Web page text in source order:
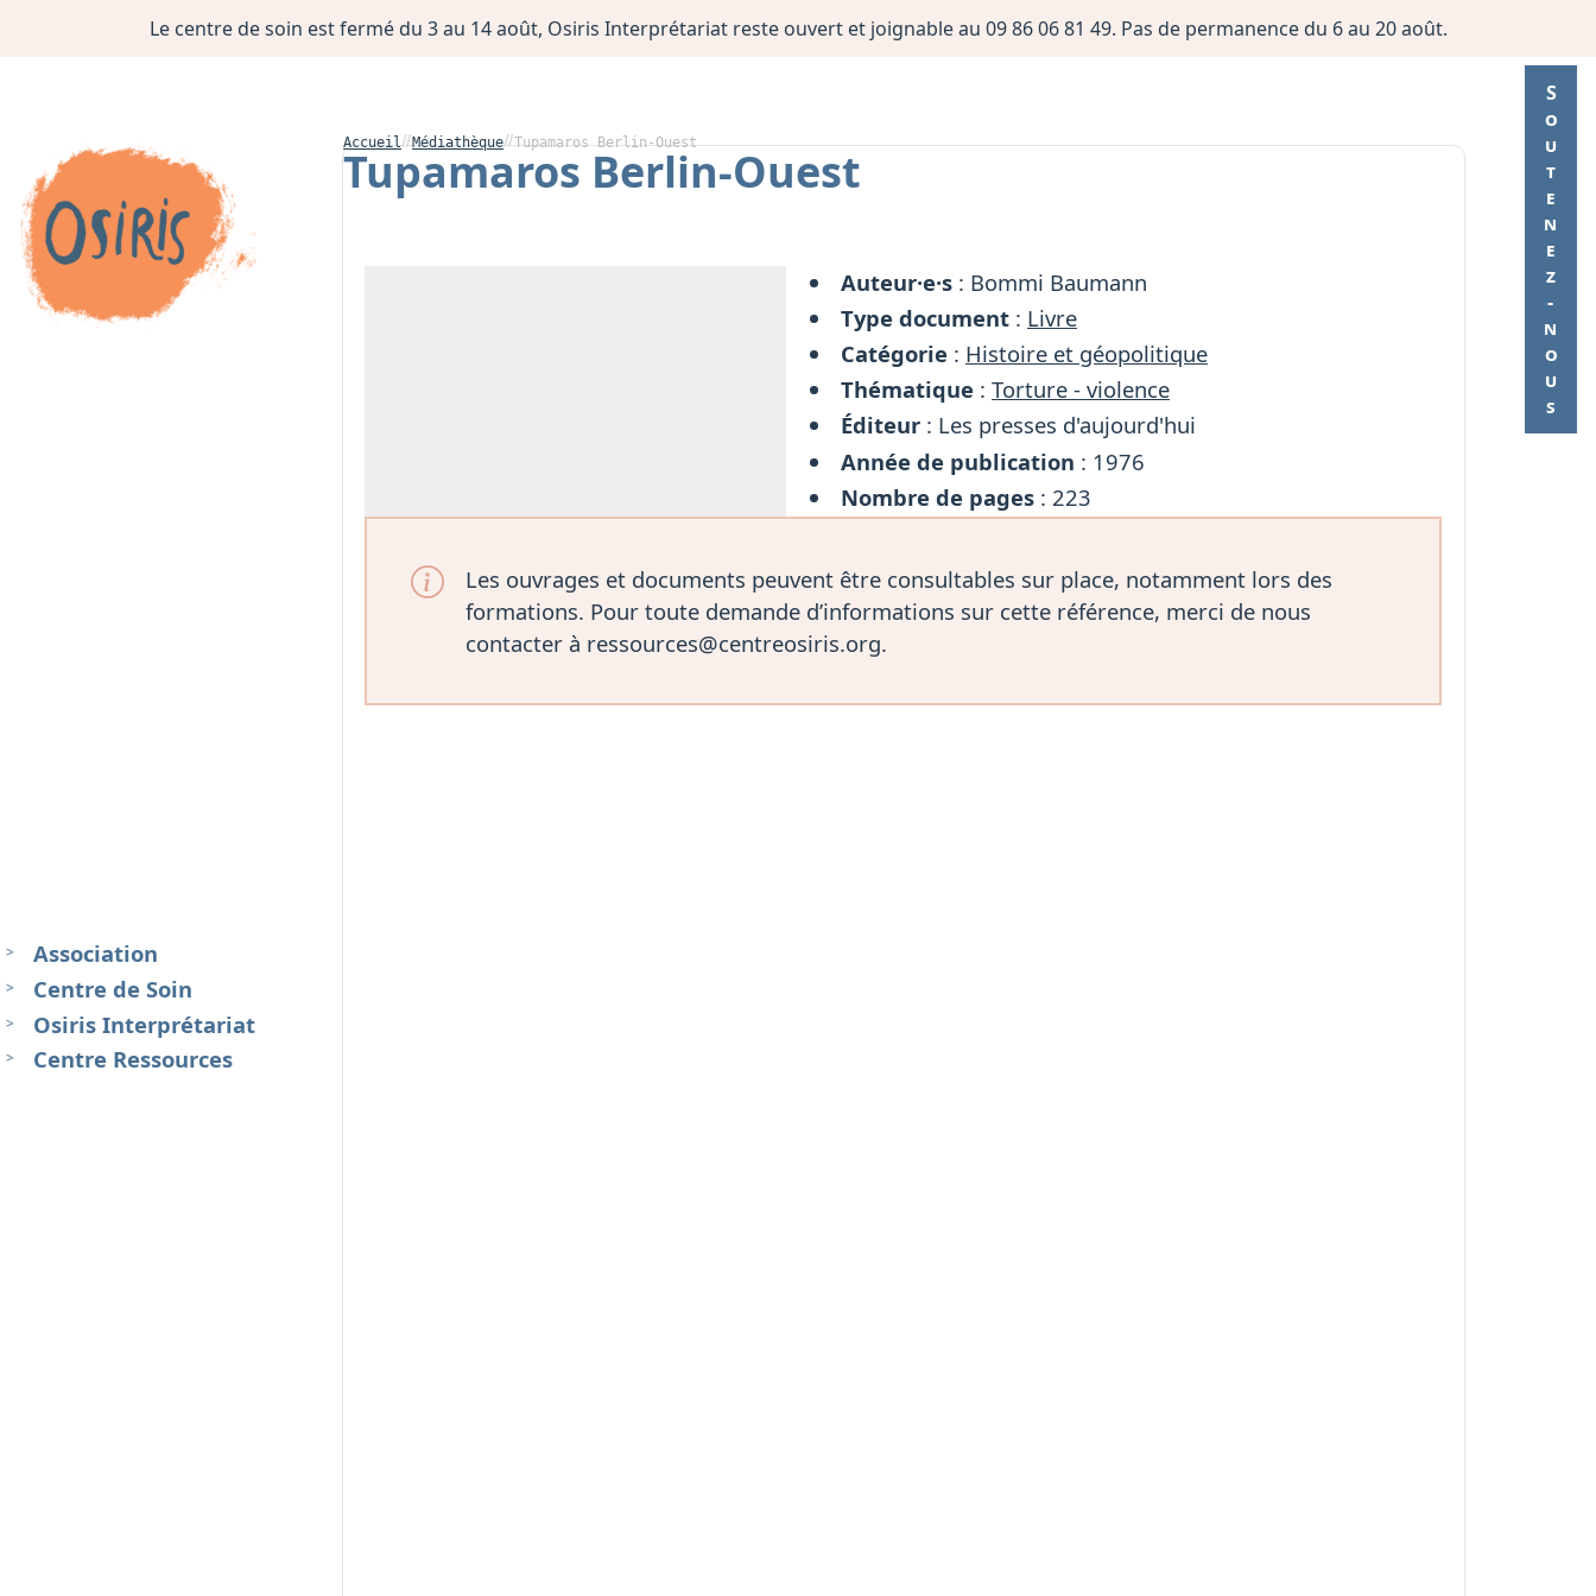
Le centre de soin est fermé du 3 au 14 août, Osiris Interprétariat reste ouvert et joignable au 09 86 06 81 49. Pas de permanence du 6 au 20 août.
Soutenez-nous
Association
Centre de Soin
Osiris Interprétariat
Centre Ressources
Accueil Médiathèque Tupamaros Berlin-Ouest
Tupamaros Berlin-Ouest
Auteur·e·s : Bommi Baumann
Type document : Livre
Catégorie : Histoire et géopolitique
Thématique :Torture - violence
Éditeur : Les presses d'aujourd'hui
Année de publication : 1976
Nombre de pages : 223
Les ouvrages et documents peuvent être consultables sur place, notamment lors des
formations. Pour toute demande d’informations sur cette référence, merci de nous
contacter à ressources@centreosiris.org.